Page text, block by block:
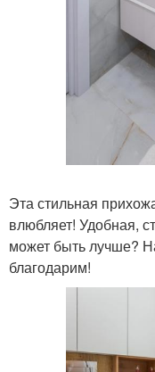
Эта стильная
влюбляет! Удобная,
может быть лучше?
благодарим!